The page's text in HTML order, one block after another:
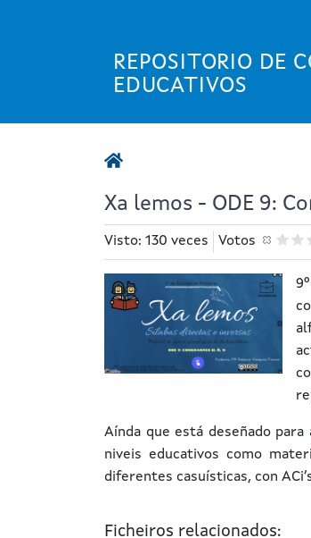
REPOSITORIO DE
EDUCATIVOS
Xa lemos - ODE 9:
Visto: 130 veces Votos
Aínda que está deseñado
niveis educativos como
diferentes casuísticas, con
Ficheiros relacionados: